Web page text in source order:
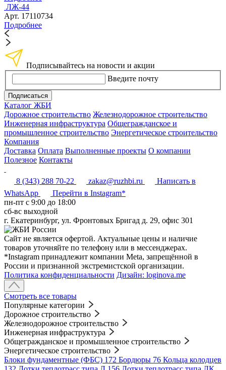
ЛЖ-44
Арт. 17110734
Подробнее
Подписывайтесь на новости и акции
Введите почту
Подписаться
Каталог ЖБИ
Дорожное строительство Железнодорожное строительство
Инженерная инфраструктура Общегражданское и
промышленное строительство Энергетическое строительство
Компания
Доставка Оплата Выполненные проекты О компании
Полезное Контакты
8 (343) 288 70-22 zakaz@ruzhbi.ru
Написать в
WhatsApp
Перейти в Instagram*
пн-пт c 9:00 до 18:00
сб-вс выходной
г. Екатеринбург, ул. Фронтовых Бригад д. 29, офис 301
Сайт не является офертой. Актуальные цены и наличие
товаров уточняйте по телефону или в мессенджерах.
*Instagram принадлежит компании Meta, запрещённой в
России и признанной экстремистской организации.
Политика конфиденциальности Дизайн: loginova.me
Смотреть все товары
Популярные категории
Дорожное строительство
Железнодорожное строительство
Инженерная инфраструктура
Общегражданское и промышленное строительство
Энергетическое строительство
Блоки фундаментные (ФБС) 172 Бордюры 76 Кольца колодцев